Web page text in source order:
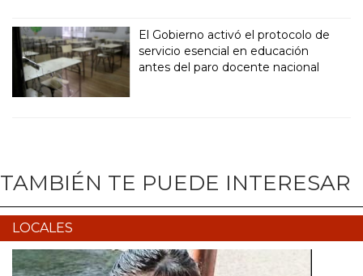
El Gobierno activó el protocolo de
servicio esencial en educación
antes del paro docente nacional
TAMBIÉN TE PUEDE INTERESAR
LOCALES